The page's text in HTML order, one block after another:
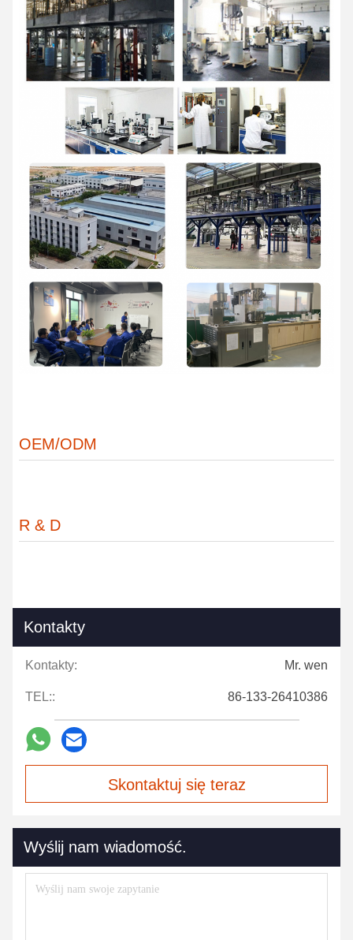
OEM/ODM
R & D
Kontakty
Kontakty: Mr. wen
TEL:: 86-133-26410386
Skontaktuj się teraz
Wyślij nam wiadomość.